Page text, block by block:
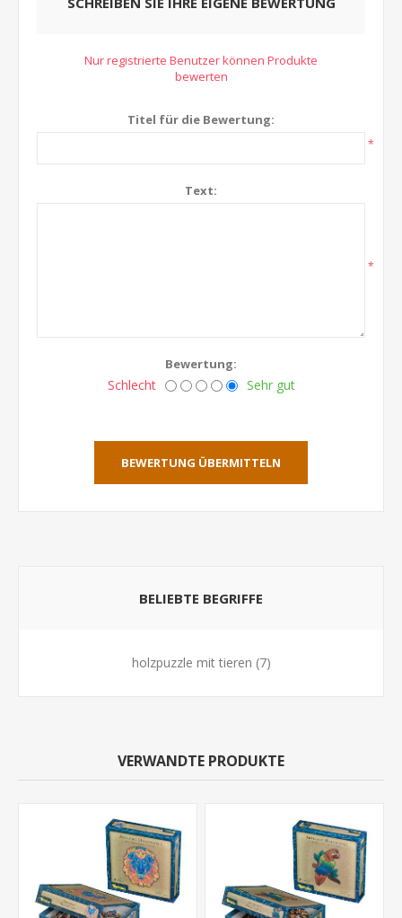
Nur registrierte Benutzer können Produkte
bewerten
Titel für die Bewertung:
*
Text:
*
Bewertung:
Schlecht Sehr gut
BEWERTUNG ÜBERMITTELN
BELIEBTE BEGRIFFE
holzpuzzle mit tieren (7)
VERWANDTE PRODUKTE